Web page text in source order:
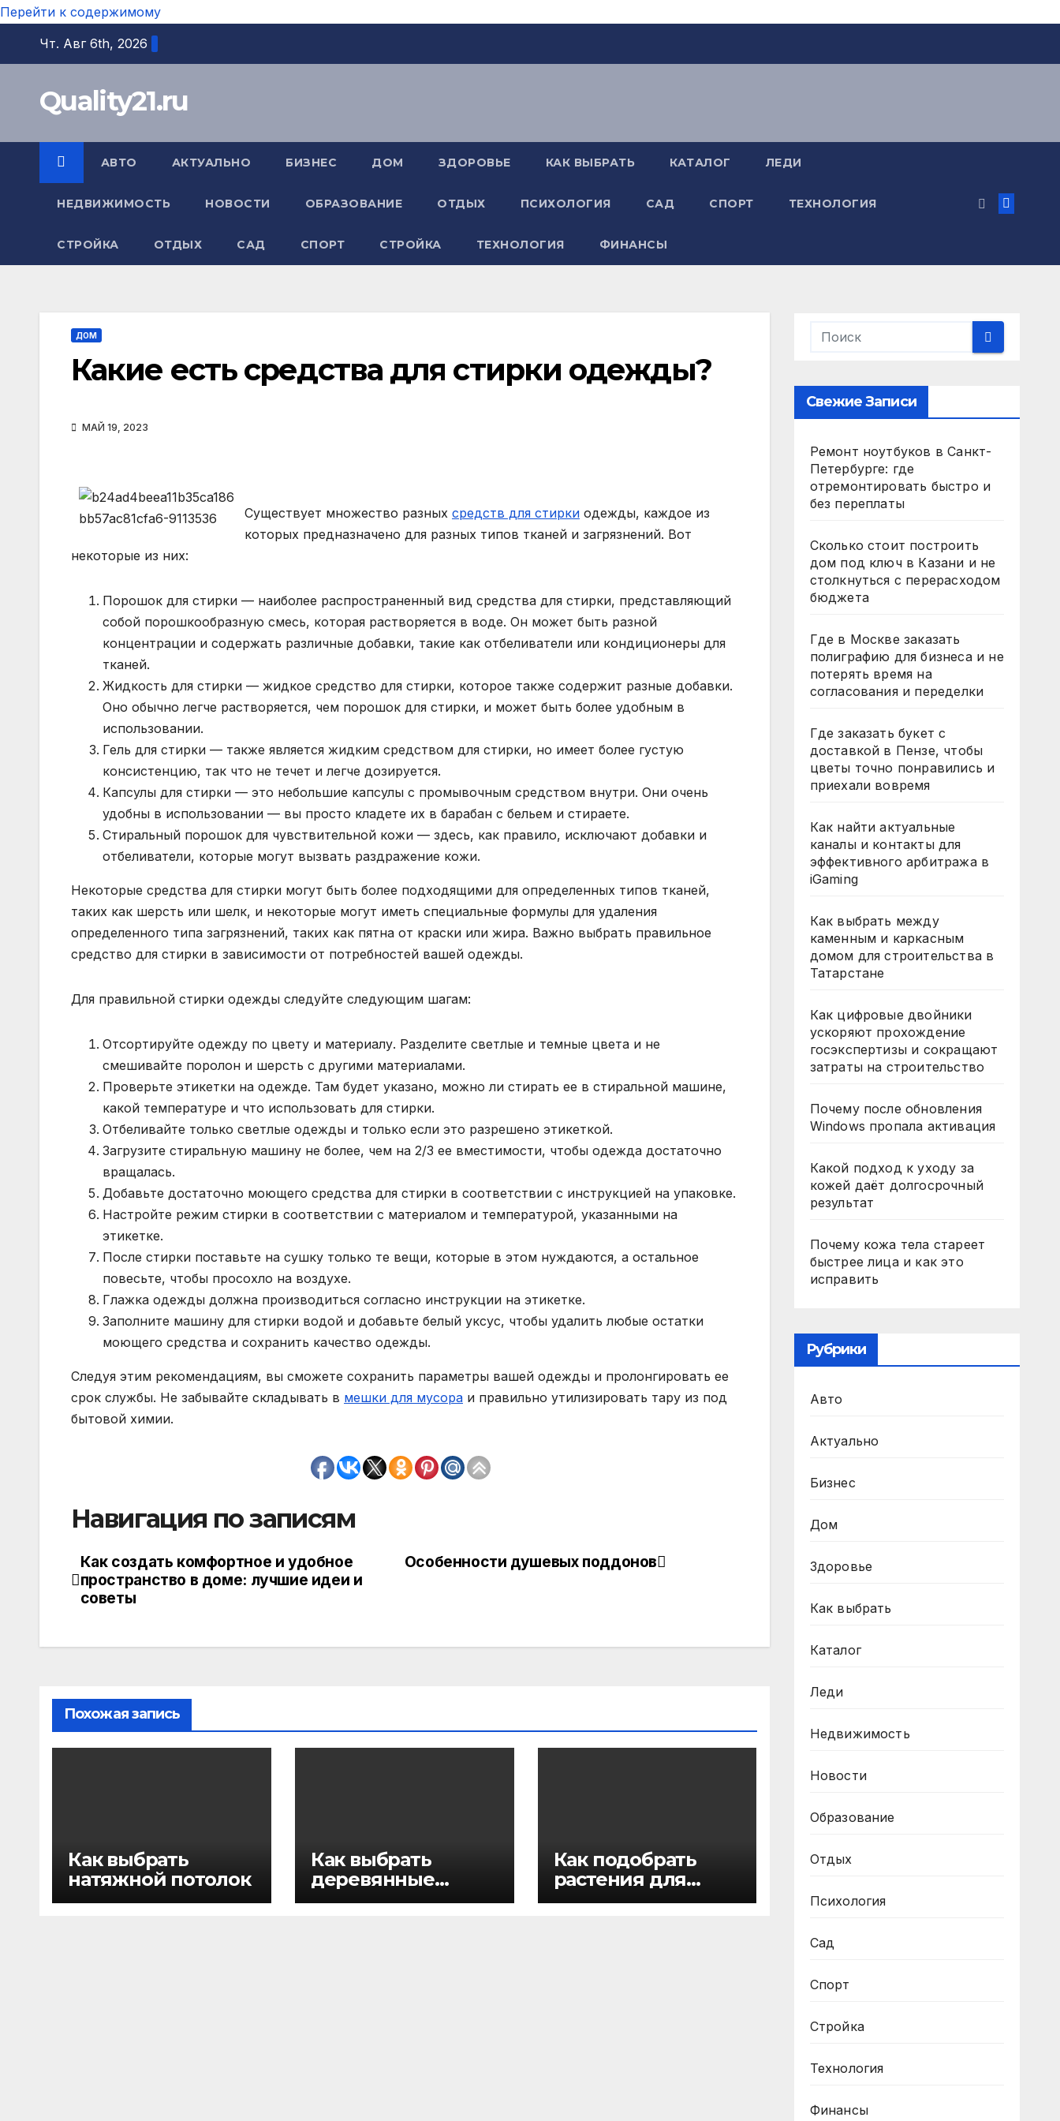
Перейти к содержимому
Чт. Авг 6th, 2026
Quality21.ru
АВТО АКТУАЛЬНО БИЗНЕС ДОМ ЗДОРОВЬЕ КАК ВЫБРАТЬ КАТАЛОГ ЛЕДИ
НЕДВИЖИМОСТЬ НОВОСТИ ОБРАЗОВАНИЕ ОТДЫХ ПСИХОЛОГИЯ САД СПОРТ ТЕХНОЛОГИЯ
СТРОЙКА ОТДЫХ САД СПОРТ СТРОЙКА ТЕХНОЛОГИЯ ФИНАНСЫ
ДОМ
Какие есть средства для стирки одежды?
МАЙ 19, 2023
Существует множество разных средств для стирки одежды, каждое из
которых предназначено для разных типов тканей и загрязнений. Вот
некоторые из них:
Порошок для стирки — наиболее распространенный вид средства для стирки, представляющий
собой порошкообразную смесь, которая растворяется в воде. Он может быть разной
концентрации и содержать различные добавки, такие как отбеливатели или кондиционеры для
тканей.
Жидкость для стирки — жидкое средство для стирки, которое также содержит разные добавки.
Оно обычно легче растворяется, чем порошок для стирки, и может быть более удобным в
использовании.
Гель для стирки — также является жидким средством для стирки, но имеет более густую
консистенцию, так что не течет и легче дозируется.
Капсулы для стирки — это небольшие капсулы с промывочным средством внутри. Они очень
удобны в использовании — вы просто кладете их в барабан с бельем и стираете.
Стиральный порошок для чувствительной кожи — здесь, как правило, исключают добавки и
отбеливатели, которые могут вызвать раздражение кожи.
Некоторые средства для стирки могут быть более подходящими для определенных типов тканей,
таких как шерсть или шелк, и некоторые могут иметь специальные формулы для удаления
определенного типа загрязнений, таких как пятна от краски или жира. Важно выбрать правильное
средство для стирки в зависимости от потребностей вашей одежды.
Для правильной стирки одежды следуйте следующим шагам:
Отсортируйте одежду по цвету и материалу. Разделите светлые и темные цвета и не
смешивайте поролон и шерсть с другими материалами.
Проверьте этикетки на одежде. Там будет указано, можно ли стирать ее в стиральной машине,
какой температуре и что использовать для стирки.
Отбеливайте только светлые одежды и только если это разрешено этикеткой.
Загрузите стиральную машину не более, чем на 2/3 ее вместимости, чтобы одежда достаточно
вращалась.
Добавьте достаточно моющего средства для стирки в соответствии с инструкцией на упаковке.
Настройте режим стирки в соответствии с материалом и температурой, указанными на
этикетке.
После стирки поставьте на сушку только те вещи, которые в этом нуждаются, а остальное
повесьте, чтобы просохло на воздухе.
Глажка одежды должна производиться согласно инструкции на этикетке.
Заполните машину для стирки водой и добавьте белый уксус, чтобы удалить любые остатки
моющего средства и сохранить качество одежды.
Следуя этим рекомендациям, вы сможете сохранить параметры вашей одежды и пролонгировать ее
срок службы. Не забывайте складывать в мешки для мусора и правильно утилизировать тару из под
бытовой химии.
Навигация по записям
Особенности душевых поддонов
Как создать комфортное и удобное
пространство в доме: лучшие идеи и
советы
Похожая запись
Как выбрать
натяжной потолок
Как выбрать
деревянные
лестницы и бани
Как подобрать
растения для
интерьера
Свежие Записи
Ремонт ноутбуков в Санкт-
Петербурге: где
отремонтировать быстро и
без переплаты
Сколько стоит построить
дом под ключ в Казани и не
столкнуться с перерасходом
бюджета
Где в Москве заказать
полиграфию для бизнеса и не
потерять время на
согласования и переделки
Где заказать букет с
доставкой в Пензе, чтобы
цветы точно понравились и
приехали вовремя
Как найти актуальные
каналы и контакты для
эффективного арбитража в
iGaming
Как выбрать между
каменным и каркасным
домом для строительства в
Татарстане
Как цифровые двойники
ускоряют прохождение
госэкспертизы и сокращают
затраты на строительство
Почему после обновления
Windows пропала активация
Какой подход к уходу за
кожей даёт долгосрочный
результат
Почему кожа тела стареет
быстрее лица и как это
исправить
Рубрики
Авто
Актуально
Бизнес
Дом
Здоровье
Как выбрать
Каталог
Леди
Недвижимость
Новости
Образование
Отдых
Психология
Сад
Спорт
Стройка
Технология
Финансы